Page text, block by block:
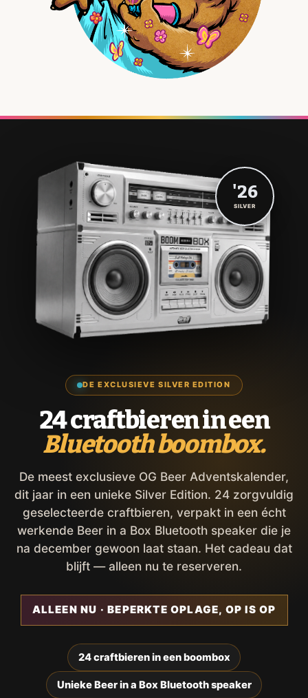
DE EXCLUSIEVE SILVER EDITION
24 craftbieren in een
Bluetooth boombox.
De meest exclusieve OG Beer Adventskalender,
dit jaar in een unieke Silver Edition. 24 zorgvuldig
geselecteerde craftbieren, verpakt in een écht
werkende Beer in a Box Bluetooth speaker die je
na december gewoon laat staan. Het cadeau dat
blijft — alleen nu te reserveren.
ALLEEN NU · BEPERKTE OPLAGE, OP IS OP
24 craftbieren in een boombox
Unieke Beer in a Box Bluetooth speaker
'26
SILVER